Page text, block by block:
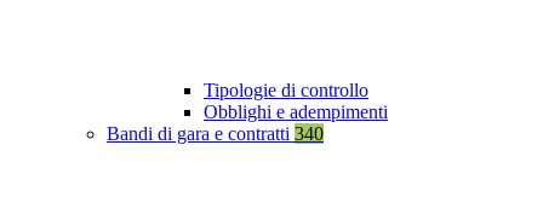
Tipologie di controllo
Obblighi e adempimenti
Bandi di gara e contratti 340